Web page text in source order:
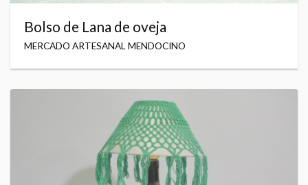
Bolso de Lana de oveja
MERCADO ARTESANAL MENDOCINO